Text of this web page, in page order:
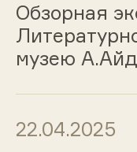
Обзорная
музею
22.04.2025